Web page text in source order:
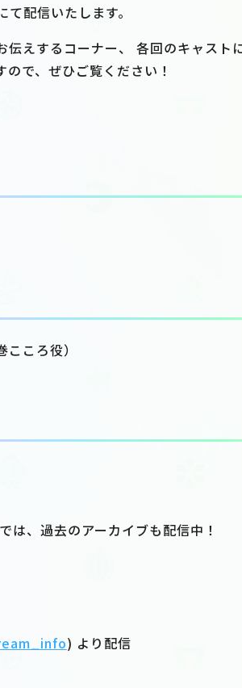
配信いたします。
えするコーナー、 各回のキャスト
で、ぜひご覧ください！
ころ役）
は、過去のアーカイブも配信中！
) より配信